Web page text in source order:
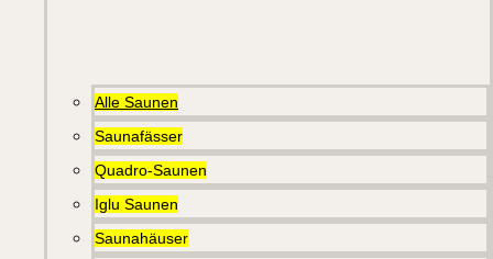
Alle Saunen
Saunafässer
Quadro-Saunen
Iglu Saunen
Saunahäuser